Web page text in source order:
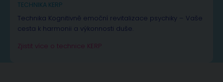
TECHNIKA KERP
Technika Kognitivně emoční revitalizace psychiky – Vaše
cesta k harmonii a výkonnosti duše.
Zjistit více o technice KERP